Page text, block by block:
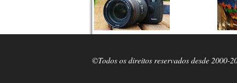
©Todos os direitos reservados desde 2000-